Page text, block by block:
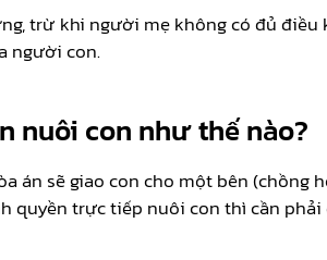
trừ khi người mẹ không có đủ
người con.
nuôi con như thế nào?
sẽ giao con cho một bên (chồng
trực tiếp nuôi con thì cần